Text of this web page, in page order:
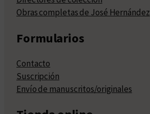
Obras completas de José Hernández
Formularios
Contacto
Suscripción
Envío de manuscritos/originales